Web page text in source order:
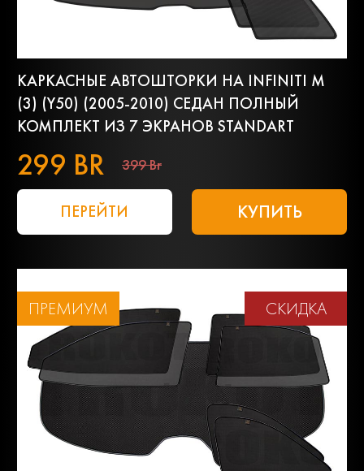
КАРКАСНЫЕ АВТОШТОРКИ НА INFINITI M
(3) (Y50) (2005-2010) СЕДАН ПОЛНЫЙ
КОМПЛЕКТ ИЗ 7 ЭКРАНОВ STANDART
299 BR 399 Br
ПЕРЕЙТИ КУПИТЬ
ПРЕМИУМ СКИДКА